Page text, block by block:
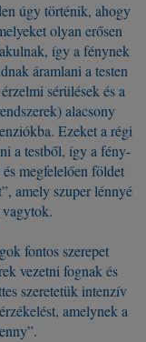
úgy történik, ahogy
olyan erősen
így a fénynek
áramlani a testen
sérülések és a
alacsony
Ezeket a régi
a testből, így a fény-
megfelelően földet
amely szuper lénnyé
fontos szerepet
vezetni fognak és
szeretetük intenzív
amelynek a